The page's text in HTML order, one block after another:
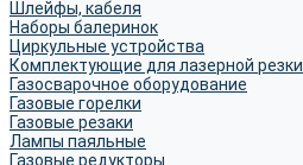
Шлейфы, кабеля
Наборы балеринок
Циркульные устройства
Комплектующие для лазерной резки
Газосварочное оборудование
Газовые горелки
Газовые резаки
Лампы паяльные
Газовые редукторы